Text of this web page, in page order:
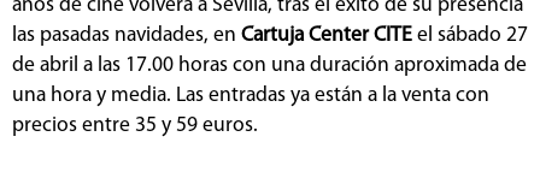
años de cine volverá a Sevilla, tras el éxito de su presencia
las pasadas navidades, en Cartuja Center CITE el sábado 27
de abril a las 17.00 horas con una duración aproximada de
una hora y media. Las entradas ya están a la venta con
precios entre 35 y 59 euros.